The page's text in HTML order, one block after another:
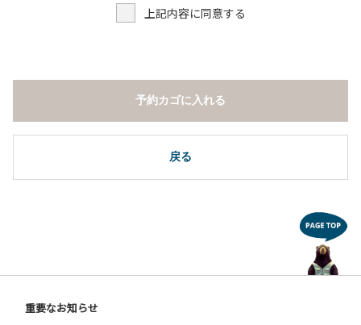
上記内容に同意する
戻る
予約カゴに入れる
重要なお知らせ